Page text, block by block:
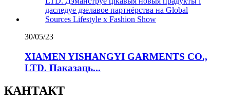
30/05/23
XIAMEN YISHANGYI GARMENTS CO.,
LTD. Паказаць...
КАНТАКТ